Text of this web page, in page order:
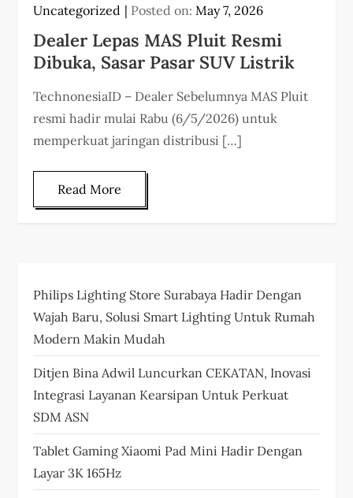
Uncategorized Posted on:May 7, 2026
Dealer Lepas MAS Pluit Resmi
Dibuka, Sasar Pasar SUV Listrik
TechnonesiaID – Dealer Sebelumnya MAS Pluit
resmi hadir mulai Rabu (6/5/2026) untuk
memperkuat jaringan distribusi […]
Read More
Philips Lighting Store Surabaya Hadir Dengan
Wajah Baru, Solusi Smart Lighting Untuk Rumah
Modern Makin Mudah
Ditjen Bina Adwil Luncurkan CEKATAN, Inovasi
Integrasi Layanan Kearsipan Untuk Perkuat
SDM ASN
Tablet Gaming Xiaomi Pad Mini Hadir Dengan
Layar 3K 165Hz